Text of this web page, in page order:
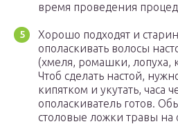
время проведения
Хорошо подходят и
ополаскивать волосы
(хмеля, ромашки, лопуха,
Чтоб сделать настой,
кипятком и укутать, часа
ополаскиватель готов.
столовые ложки травы на